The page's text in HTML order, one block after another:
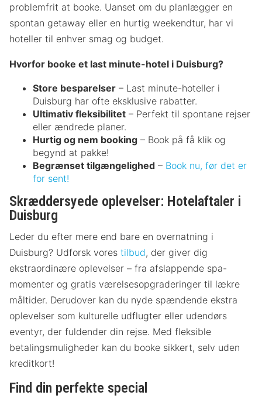
problemfrit at booke. Uanset om du planlægger en
spontan getaway eller en hurtig weekendtur, har vi
hoteller til enhver smag og budget.
Hvorfor booke et last minute-hotel i Duisburg?
Store besparelser – Last minute-hoteller i
Duisburg har ofte eksklusive rabatter.
Ultimativ fleksibilitet – Perfekt til spontane rejser
eller ændrede planer.
Hurtig og nem booking – Book på få klik og
begynd at pakke!
Begrænset tilgængelighed – Book nu, før det er
for sent!
Skræddersyede oplevelser: Hotelaftaler i
Duisburg
Leder du efter mere end bare en overnatning i
Duisburg? Udforsk vores tilbud, der giver dig
ekstraordinære oplevelser – fra afslappende spa-
momenter og gratis værelsesopgraderinger til lækre
måltider. Derudover kan du nyde spændende ekstra
oplevelser som kulturelle udflugter eller udendørs
eventyr, der fuldender din rejse. Med fleksible
betalingsmuligheder kan du booke sikkert, selv uden
kreditkort!
Find din perfekte special